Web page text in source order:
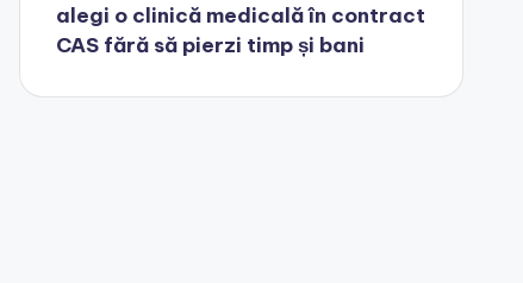
alegi o clinică medicală în contract
CAS fără să pierzi timp și bani